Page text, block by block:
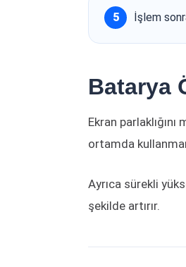
İşlem
Batarya
Ekran
ortamda
Ayrıca sürekli
şekilde artırır.